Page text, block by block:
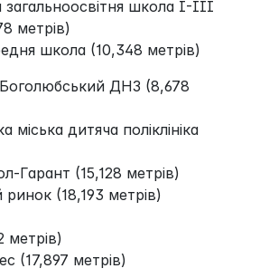
школа І-ІІІ
метрів)
школа (10,348 метрів)
Боголюбський ДНЗ (8,678
міська дитяча поліклініка
Гарант (15,128 метрів)
ринок (18,193 метрів)
метрів)
(17,897 метрів)